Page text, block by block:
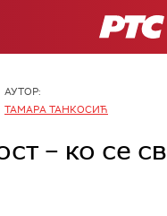
РТС
АУТОР:
ТАМАРА ТАНКОСИЋ
– ко се